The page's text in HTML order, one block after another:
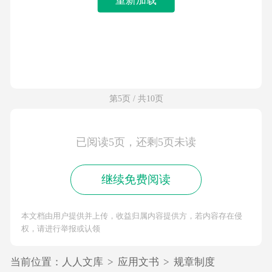
第5页 / 共10页
已阅读5页，还剩5页未读
继续免费阅读
本文档由用户提供并上传，收益归属内容提供方，若内容存在侵
权，请进行举报或认领
当前位置： 人人文库 > 应用文书 > 规章制度